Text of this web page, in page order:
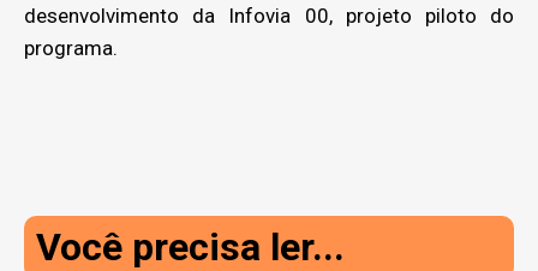
desenvolvimento da Infovia 00, projeto piloto do
programa.
Você precisa ler...